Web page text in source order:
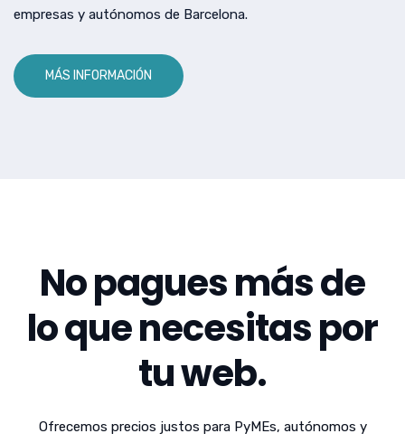
empresas y autónomos de Barcelona.
MÁS INFORMACIÓN
No pagues más de
lo que necesitas por
tu web.
Ofrecemos precios justos para PyMEs, autónomos y